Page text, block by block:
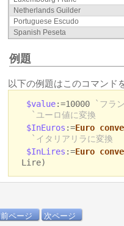
Netherlands Guilder
Portuguese Escudo
Spanish Peseta
例題
以下の例題はこのコマンド
$value:=10000
`フラ
`ユーロ値に変換
$InEuros :=Euro
`イタリアリラに変換
$InLires :=Euro
Lire)
前ページ 次ページ